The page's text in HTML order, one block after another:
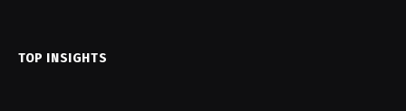
TOP INSIGHTS